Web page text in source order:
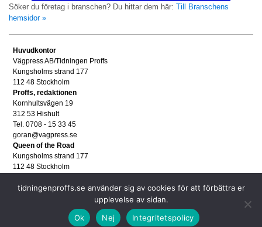
Söker du företag i branschen? Du hittar dem här: Till Branschens
hemsidor »
Huvudkontor
Vägpress AB/Tidningen Proffs
Kungsholms strand 177
112 48 Stockholm
Proffs, redaktionen
Kornhultsvägen 19
312 53 Hishult
Tel. 0708 - 15 33 45
goran@vagpress.se
Queen of the Road
Kungsholms strand 177
112 48 Stockholm
Tel. 08 - 653 83 80
Personuppgifter/GDPR
tidningenproffs.se använder sig av cookies för att förbättra er
upplevelse av sidan.
Ok
Nej Integritetspolicy